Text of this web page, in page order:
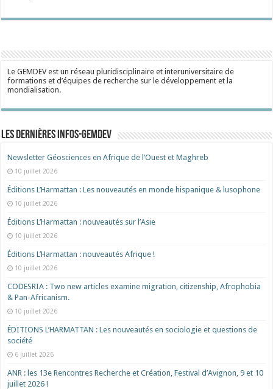
Le GEMDEV est un réseau pluridisciplinaire et interuniversitaire de
formations et d’équipes de recherche sur le développement et la
mondialisation.
Les dernières Infos-Gemdev
Newsletter Géosciences en Afrique de l’Ouest et Maghreb
10 juillet 2026
Éditions L’Harmattan : Les nouveautés en monde hispanique & lusophone
10 juillet 2026
Éditions L’Harmattan : nouveautés sur l’Asie
10 juillet 2026
Éditions L’Harmattan : nouveautés Afrique !​
10 juillet 2026
CODESRIA : Two new articles examine migration, citizenship, Afrophobia
& Pan-Africanism.
10 juillet 2026
ÉDITIONS L’HARMATTAN : Les nouveautés en sociologie et questions de
société
6 juillet 2026
ANR : les 13e Rencontres Recherche et Création, Festival d’Avignon, 9 et 10
juillet 2026 !